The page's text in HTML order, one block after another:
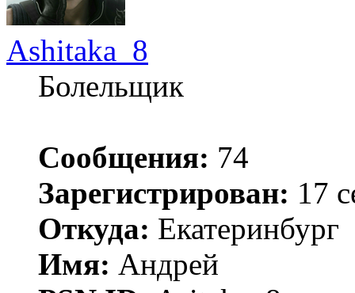
Ashitaka_8
Болельщик
Сообщения: 74
Зарегистрирован: 17
Откуда: Екатеринбург
Имя: Андрей